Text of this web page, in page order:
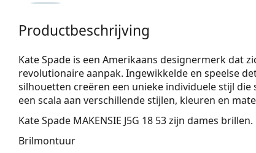
Productbeschrijving
Kate Spade is een Amerikaans designermerk dat
revolutionaire aanpak. Ingewikkelde en speelse
silhouetten creëren een unieke individuele stijl
een scala aan verschillende stijlen, kleuren en
Kate Spade MAKENSIE J5G 18 53zijn dames brillen.
Brilmontuur